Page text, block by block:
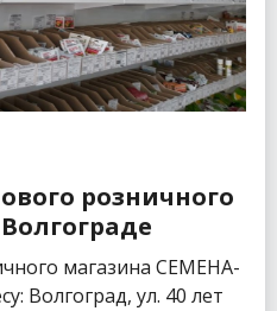
розничного
магазина СЕМЕНА-
Волгоград, ул. 40 лет